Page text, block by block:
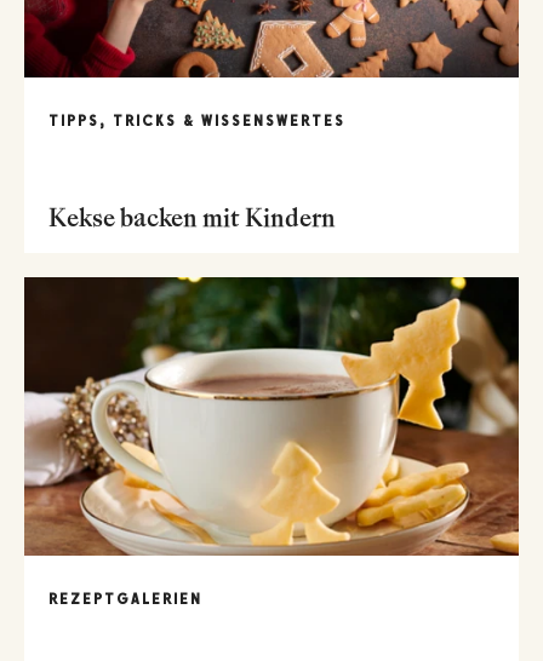
TIPPS, TRICKS & WISSENSWERTES
Kekse backen mit Kindern
REZEPTGALERIEN